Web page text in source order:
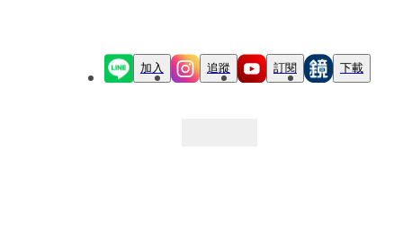
加入 追蹤 訂閱 下載